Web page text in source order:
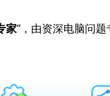
家”，由资深电脑问题